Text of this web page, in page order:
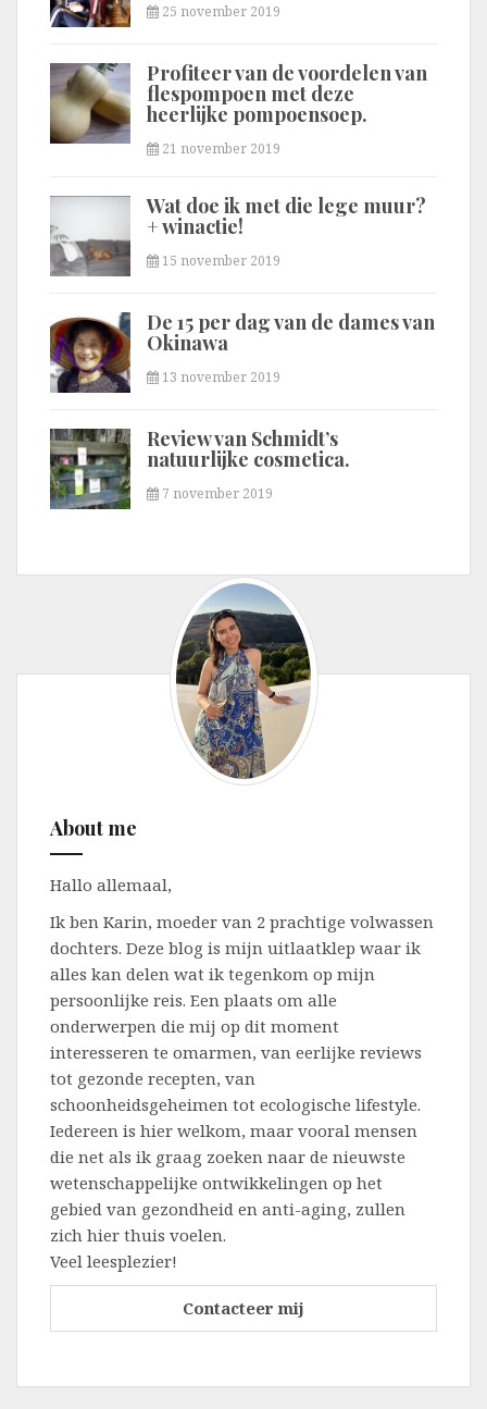
25 november 2019
Profiteer van de voordelen van
flespompoen met deze
heerlijke pompoensoep.
21 november 2019
Wat doe ik met die lege muur?
+ winactie!
15 november 2019
De 15 per dag van de dames van
Okinawa
13 november 2019
Review van Schmidt’s
natuurlijke cosmetica.
7 november 2019
About me
Hallo allemaal,
Ik ben Karin, moeder van 2 prachtige volwassen
dochters. Deze blog is mijn uitlaatklep waar ik
alles kan delen wat ik tegenkom op mijn
persoonlijke reis. Een plaats om alle
onderwerpen die mij op dit moment
interesseren te omarmen, van eerlijke reviews
tot gezonde recepten, van
schoonheidsgeheimen tot ecologische lifestyle.
Iedereen is hier welkom, maar vooral mensen
die net als ik graag zoeken naar de nieuwste
wetenschappelijke ontwikkelingen op het
gebied van gezondheid en anti-aging, zullen
zich hier thuis voelen.
Veel leesplezier!
Contacteer mij